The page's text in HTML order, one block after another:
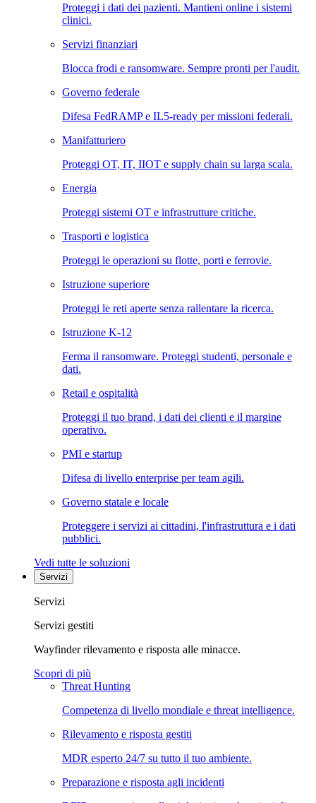
Proteggi i dati dei pazienti. Mantieni online i sistemi
clinici.
Servizi finanziari
Blocca frodi e ransomware. Sempre pronti per l'audit.
Governo federale
Difesa FedRAMP e IL5-ready per missioni federali.
Manifatturiero
Proteggi OT, IT, IIOT e supply chain su larga scala.
Energia
Proteggi sistemi OT e infrastrutture critiche.
Trasporti e logistica
Proteggi le operazioni su flotte, porti e ferrovie.
Istruzione superiore
Proteggi le reti aperte senza rallentare la ricerca.
Istruzione K-12
Ferma il ransomware. Proteggi studenti, personale e
dati.
Retail e ospitalità
Proteggi il tuo brand, i dati dei clienti e il margine
operativo.
PMI e startup
Difesa di livello enterprise per team agili.
Governo statale e locale
Proteggere i servizi ai cittadini, l'infrastruttura e i dati
pubblici.
Vedi tutte le soluzioni
Servizi
Servizi
Servizi gestiti
Wayfinder rilevamento e risposta alle minacce.
Scopri di più
Threat Hunting
Competenza di livello mondiale e threat intelligence.
Rilevamento e risposta gestiti
MDR esperto 24/7 su tutto il tuo ambiente.
Preparazione e risposta agli incidenti